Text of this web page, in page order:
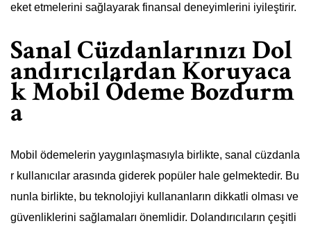
eket etmelerini sağlayarak finansal deneyimlerini iyileştirir.
Sanal Cüzdanlarınızı Dol
andırıcılardan Koruyaca
k Mobil Ödeme Bozdurm
a
Mobil ödemelerin yaygınlaşmasıyla birlikte, sanal cüzdanla
r kullanıcılar arasında giderek popüler hale gelmektedir. Bu
nunla birlikte, bu teknolojiyi kullananların dikkatli olması ve
güvenliklerini sağlamaları önemlidir. Dolandırıcıların çeşitli